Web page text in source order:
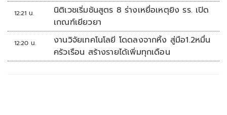
12:21 น.
นิติเวชเริ่มชันสูตร 8 ร่างเหยื่อเหตุยิง รร. เปิด
เกณฑ์เยียวยา
12:20 น.
งานวิจัยเทคโนโลยี โดดลงจากหิ้ง สู่มือ1.2หมื่น
ครัวเรือน สร้างรายได้เพิ่มทุกเดือน